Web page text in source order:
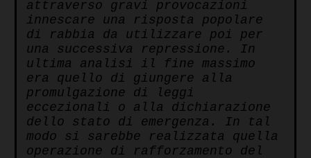
attraverso gravi provocazioni
innescare una risposta popolare
di rabbia da utilizzare poi per
una successiva repressione. In
ultima analisi il fine massimo
era quello di giungere alla
promulgazione di leggi
eccezionali o alla dichiarazione
dello stato di emergenza. In tal
modo si sarebbe realizzata quella
operazione di rafforzamento del